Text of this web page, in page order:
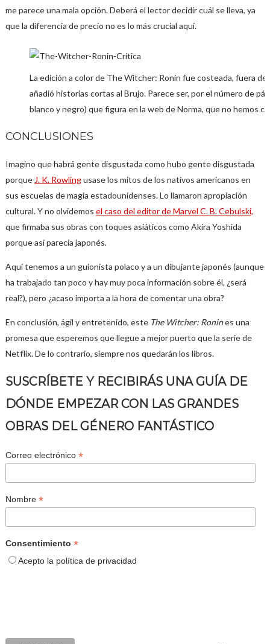
me parece una mala opción. Deberá el lector decidir cuál se lleva, ya
que la diferencia de precio no es lo más crucial aquí.
La edición a color de The Witcher: Ronin fue costeada, fuera
añadió historias cortas al Brujo. Parece ser, por el número de
blanco y negro) que figura en la web de Norma, que no hemos
CONCLUSIONES
Imagino que habrá gente disgustada como hubo gente disgustada
porque J. K. Rowlingusase los mitos de los nativos americanos en
sus escuelas de magia estadounidenses. Lo llamaron apropiación
cultural. Y no olvidemos el caso del editor de Marvel C. B. Cebulski,
que firmaba sus obras con toques asiáticos como Akira Yoshida
porque así parecía japonés.
Aquí tenemos a un guionista polaco y a un dibujante japonés (aunque
ha trabajado tan poco y hay muy poca información sobre él, ¿será
real?), pero ¿acaso importa a la hora de comentar una obra?
En conclusión, ágil y entretenido, este The Witcher: Ronines una
promesa que esperemos que llegue a mejor puerto que la serie de
Netflix. De lo contrario, siempre nos quedarán los libros.
SUSCRÍBETE Y RECIBIRÁS UNA GUÍA DE
DÓNDE EMPEZAR CON LAS GRANDES
OBRAS DEL GÉNERO FANTÁSTICO
Correo electrónico *
Nombre *
Consentimiento *
Acepto la política de privacidad